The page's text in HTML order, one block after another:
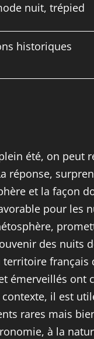
nuit, trépied
historiques
été, on peut
réponse,
et la façon
pour les
des nuits
émerveillés
il est
rares mais
à la